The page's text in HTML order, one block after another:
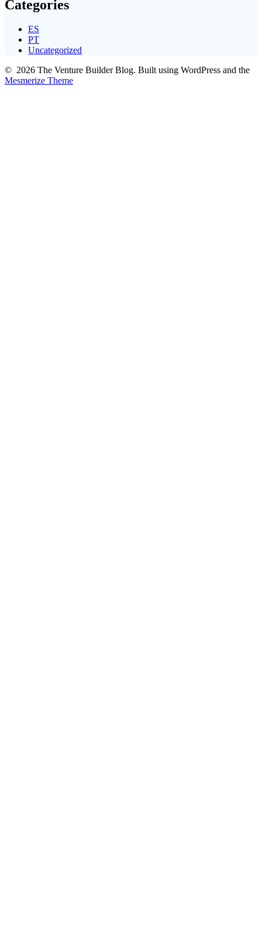
Categories
ES
PT
Uncategorized
© 2026 The Venture Builder Blog. Built using WordPress and the
Mesmerize Theme